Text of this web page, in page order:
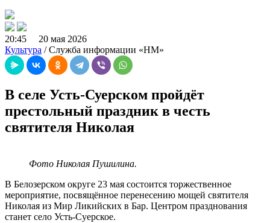
20:45 20 мая 2026
Культура / Служба информации «НМ»
В селе Усть-Суерском пройдёт
престольный праздник в честь
святителя Николая
Фото Николая Пушилина.
В Белозерском округе 23 мая состоится торжественное
мероприятие, посвящённое перенесению мощей святителя
Николая из Мир Ликийских в Бар. Центром празднования
станет село Усть-Суерское.